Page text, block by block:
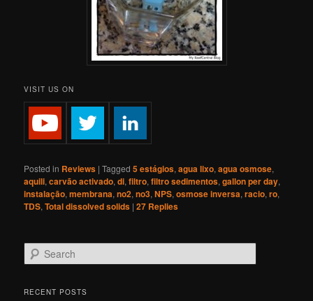
VISIT US ON
Posted in Reviews |Tagged 5 estágios,agua lixo,agua osmose,
aquili,carvão activado,di,filtro,filtro sedimentos,gallon per day,
instalação,membrana,no2,no3,NPS,osmose inversa,racio,ro,
TDS,Total dissolved solids |27 Replies
e
rRECENT POSTS